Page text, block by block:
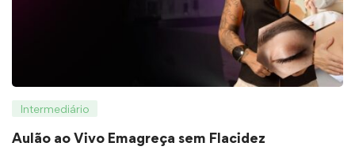
Intermediário
Aulão ao Vivo Emagreça sem Flacidez